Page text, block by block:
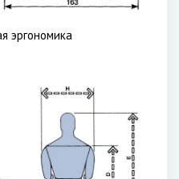
эргономика